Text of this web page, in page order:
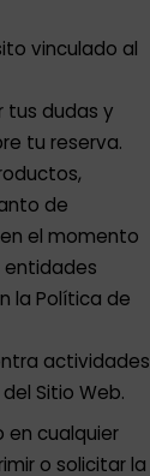
vinculado al
tus dudas y
tu reserva.
de
en el momento
entidades
la Política de
actividades
Sitio Web.
cualquier
o solicitar la